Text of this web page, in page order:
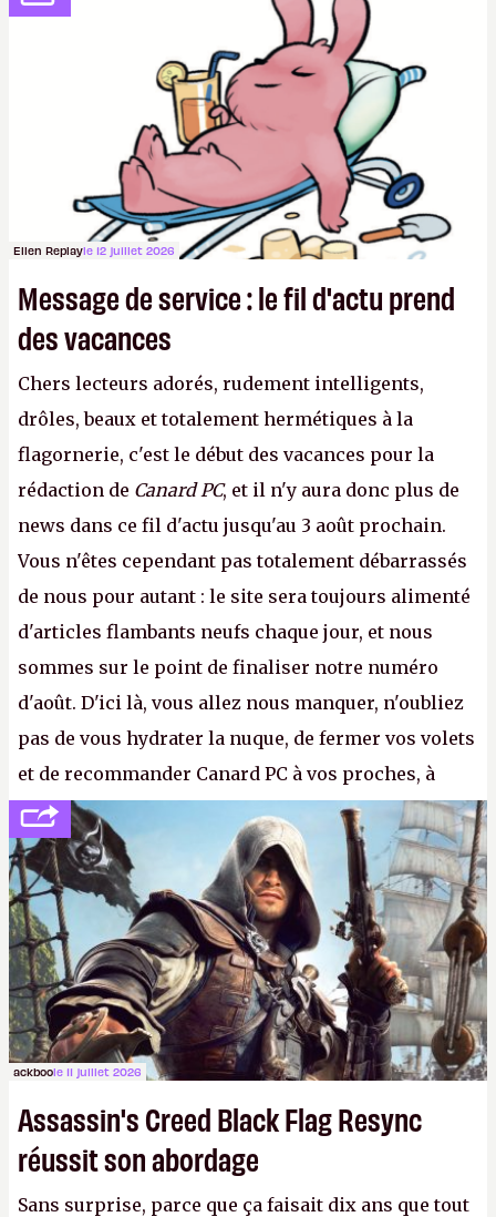
sur le déblocage du jeu en Russie et l'explosion des
joueurs majeurs (+32 %). L'avenir appartient donc
aux adultes, qui ne sont jamais que des enfants
avec du pouvoir d'achat.P.
Ellen Replayle 12 juillet 2026
Message de service : le fil d'actu prend
des vacances
Chers lecteurs adorés, rudement intelligents,
drôles, beaux et totalement hermétiques à la
flagornerie, c'est le début des vacances pour la
rédaction de Canard PC, et il n'y aura donc plus de
news dans ce fil d'actu jusqu'au 3 août prochain.
Vous n'êtes cependant pas totalement débarrassés
de nous pour autant : le site sera toujours alimenté
d'articles flambants neufs chaque jour, et nous
sommes sur le point de finaliser notre numéro
d'août. D'ici là, vous allez nous manquer, n'oubliez
pas de vous hydrater la nuque, de fermer vos volets
et de recommander Canard PC à vos proches, à
votre famille et aux inconnus que vous croisez
dans la rue. Bon été à tous ! –ER.
ackboole 11 juillet 2026
Assassin's Creed Black Flag Resync
réussit son abordage
Sans surprise, parce que ça faisait dix ans que tout